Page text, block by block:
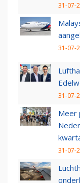
31-07-
31-07-
31-07-
Meer
31-07-